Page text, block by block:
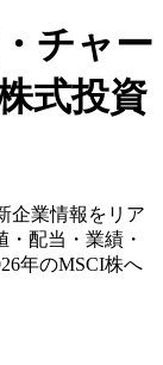
チャー
式投資
企業情報をリア
配当・業績・
年のMSCI株へ